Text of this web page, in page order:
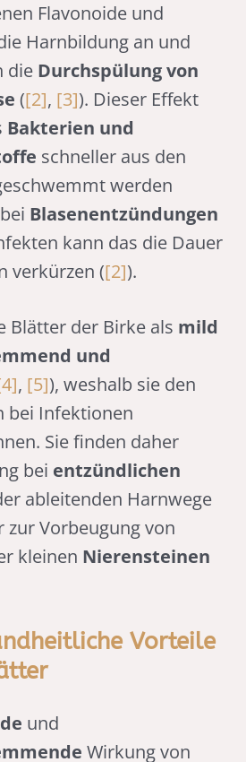
Flavonoide und
Harnbildung an und
die Durchspülung von
([2], [3]). Dieser Effekt
Bakterien und
schneller aus den
werden
Blasenentzündungen
kann das die Dauer
verkürzen ([2]).
Blätter der Birke als mild
und
, [5]), weshalb sie den
bei Infektionen
Sie finden daher
bei entzündlichen
ableitenden Harnwege
zur Vorbeugung von
kleinen Nierensteinen
Vorteile
und
Wirkung von